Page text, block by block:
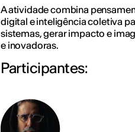
A atividade combina
digital e inteligência coletiva
sistemas, gerar impacto e
e inovadoras.
Participantes: